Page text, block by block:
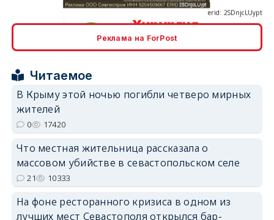
Реклама на ForPost
Читаемое
В Крыму этой ночью погибли четверо мирных
жителей
0 17420
Что местная жительница рассказала о
массовом убийстве в севастопольском селе
21 10333
На фоне ресторанного кризиса в одном из
лучших мест Севастополя открылся бар-